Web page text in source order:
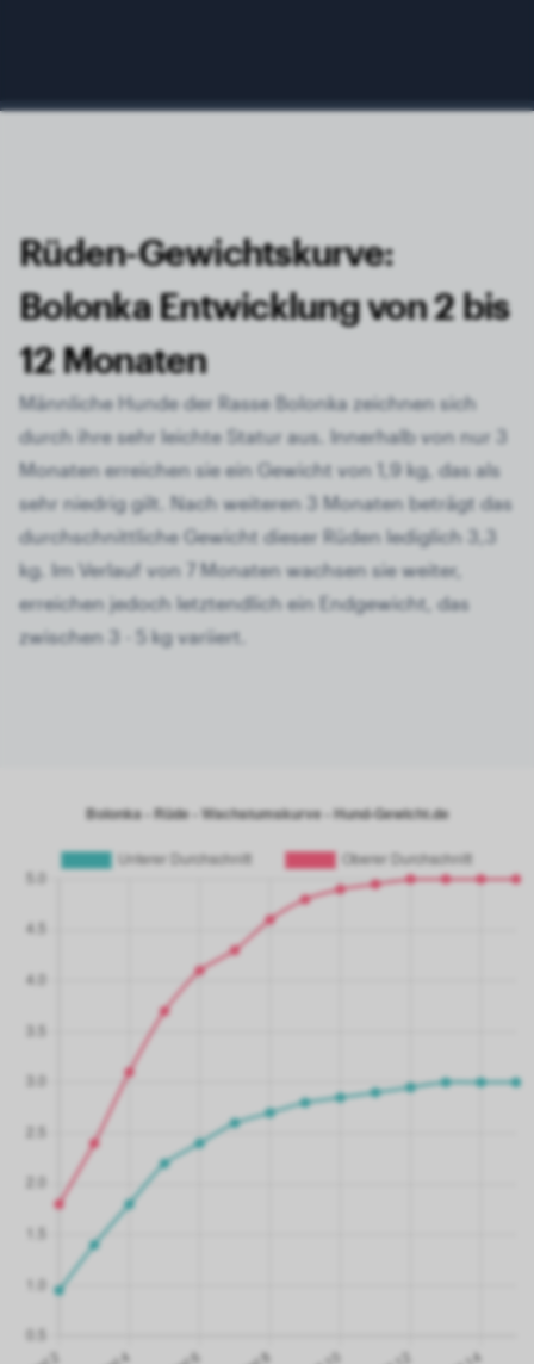
Rüden-Gewichtskurve:
Bolonka Entwicklung von 2 bis
12 Monaten
Männliche Hunde der Rasse Bolonka zeichnen sich
durch ihre sehr leichte Statur aus. Innerhalb von nur 3
Monaten erreichen sie ein Gewicht von 1,9 kg, das als
sehr niedrig gilt. Nach weiteren 3 Monaten beträgt das
durchschnittliche Gewicht dieser Rüden lediglich 3,3
kg. Im Verlauf von 7 Monaten wachsen sie weiter,
erreichen jedoch letztendlich ein Endgewicht, das
zwischen 3 - 5 kg variiert.